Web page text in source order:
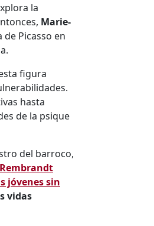
la
Marie-
Picasso en
figura
hasta
de la psique
del barroco,
Rembrandt
jóvenes sin
vidas